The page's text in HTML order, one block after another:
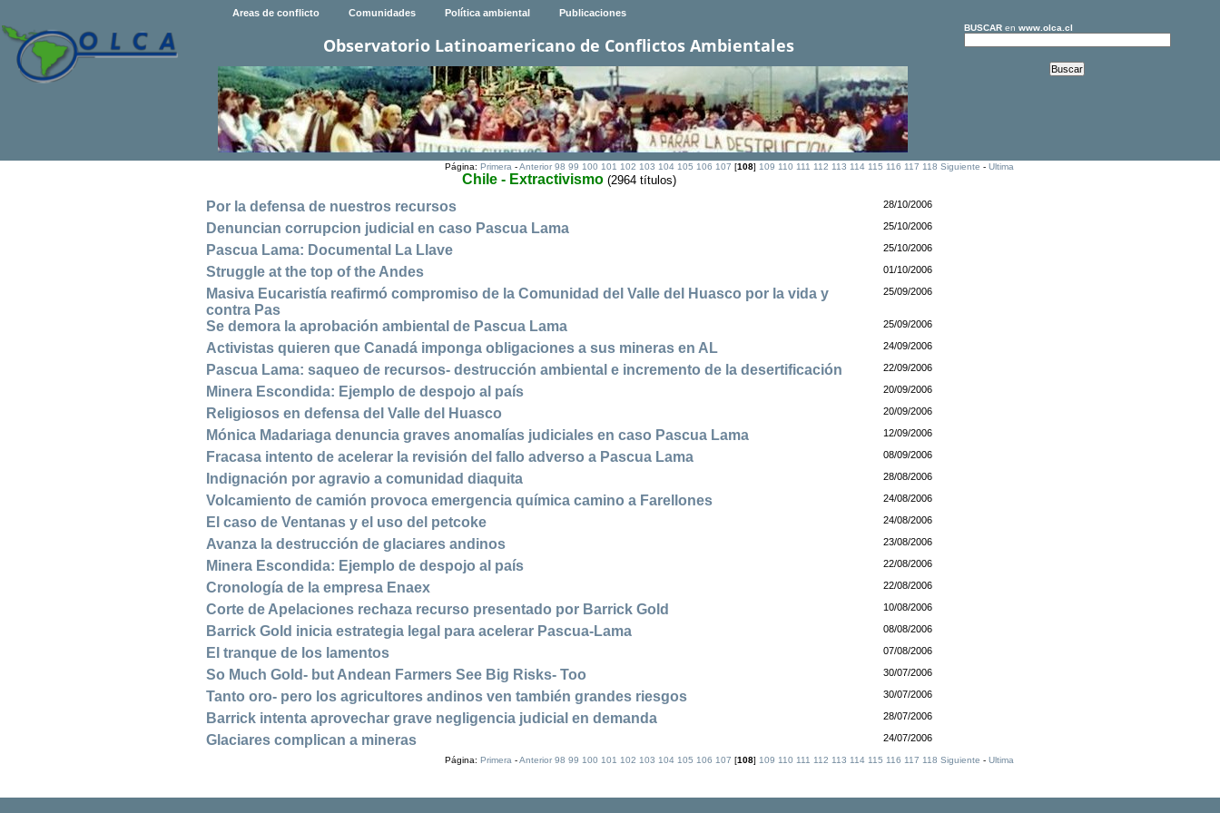
Areas de conflicto Comunidades Política ambiental Publicaciones
Observatorio Latinoamericano de Conflictos Ambientales
BUSCARen www.olca.cl
Página: Primera-Anterior 98 99 100 101 102 103 104 105 106 107 [108] 109 110 111 112 113 114 115 116 117 118 Siguiente - Ultima
Chile - Extractivismo (2964 títulos)
Por la defensa de nuestros recursos 28/10/2006
Denuncian corrupcion judicial en caso Pascua Lama 25/10/2006
Pascua Lama: Documental La Llave 25/10/2006
Struggle at the top of the Andes 01/10/2006
Masiva Eucaristía reafirmó compromiso de la Comunidad del Valle del Huasco por la vida y
contra Pas
25/09/2006
Se demora la aprobación ambiental de Pascua Lama 25/09/2006
Activistas quieren que Canadá imponga obligaciones a sus mineras en AL 24/09/2006
Pascua Lama: saqueo de recursos- destrucción ambiental e incremento de la desertificación 22/09/2006
Minera Escondida: Ejemplo de despojo al país 20/09/2006
Religiosos en defensa del Valle del Huasco 20/09/2006
Mónica Madariaga denuncia graves anomalías judiciales en caso Pascua Lama 12/09/2006
Fracasa intento de acelerar la revisión del fallo adverso a Pascua Lama 08/09/2006
Indignación por agravio a comunidad diaquita 28/08/2006
Volcamiento de camión provoca emergencia química camino a Farellones 24/08/2006
El caso de Ventanas y el uso del petcoke 24/08/2006
Avanza la destrucción de glaciares andinos 23/08/2006
Minera Escondida: Ejemplo de despojo al país 22/08/2006
Cronología de la empresa Enaex 22/08/2006
Corte de Apelaciones rechaza recurso presentado por Barrick Gold 10/08/2006
Barrick Gold inicia estrategia legal para acelerar Pascua-Lama 08/08/2006
El tranque de los lamentos 07/08/2006
So Much Gold- but Andean Farmers See Big Risks- Too 30/07/2006
Tanto oro- pero los agricultores andinos ven también grandes riesgos 30/07/2006
Barrick intenta aprovechar grave negligencia judicial en demanda 28/07/2006
Glaciares complican a mineras 24/07/2006
Página: Primera-Anterior 98 99 100 101 102 103 104 105 106 107 [108] 109 110 111 112 113 114 115 116 117 118 Siguiente - Ultima